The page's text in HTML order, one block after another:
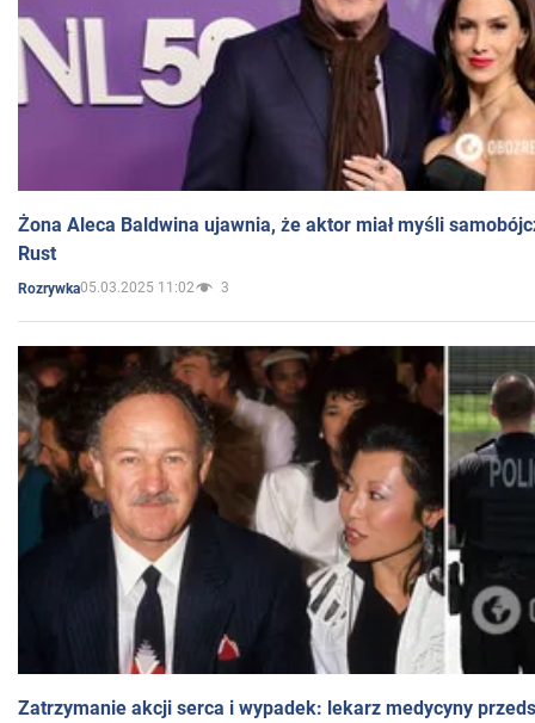
Żona Aleca Baldwina ujawnia, że aktor miał myśli
Rust
Rozrywka05.03.2025 11:02 3
Zatrzymanie akcji serca i wypadek: lekarz medycyny